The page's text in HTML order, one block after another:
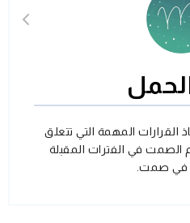
القرارات المهمة التي تتعلق
الصمت في الفترات المقبلة
في صمت.